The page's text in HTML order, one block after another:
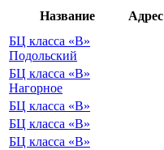
Название Адрес
БЦ класса «B»
Подольский
БЦ класса «B»
Нагорное
БЦ класса «B»
БЦ класса «B»
БЦ класса «B»